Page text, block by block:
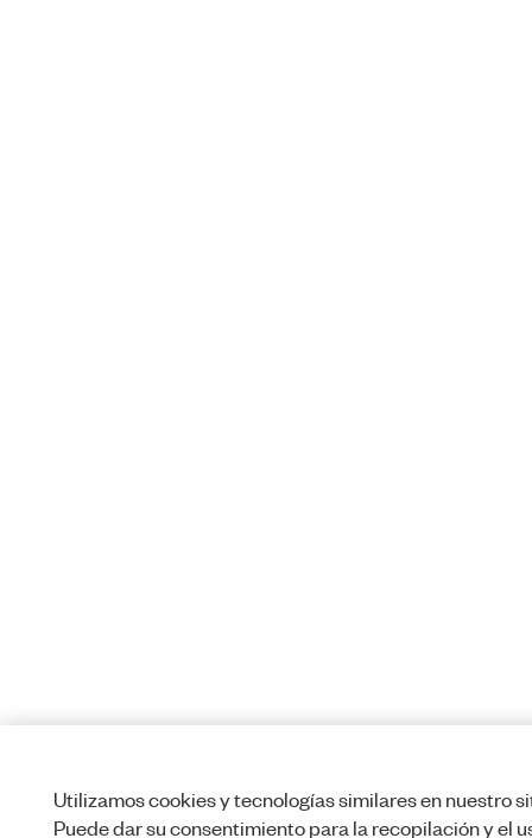
Utilizamos cookies y tecnologías similares en nuestro
Puede dar su consentimiento para la recopilación y el